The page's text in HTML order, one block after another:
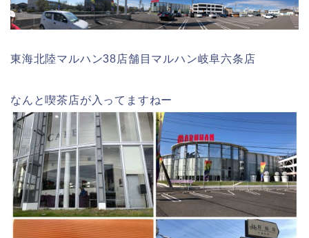
東海北陸マルハン38店舗目マルハン岐阜六条店
なんと喫茶店が入ってますねー